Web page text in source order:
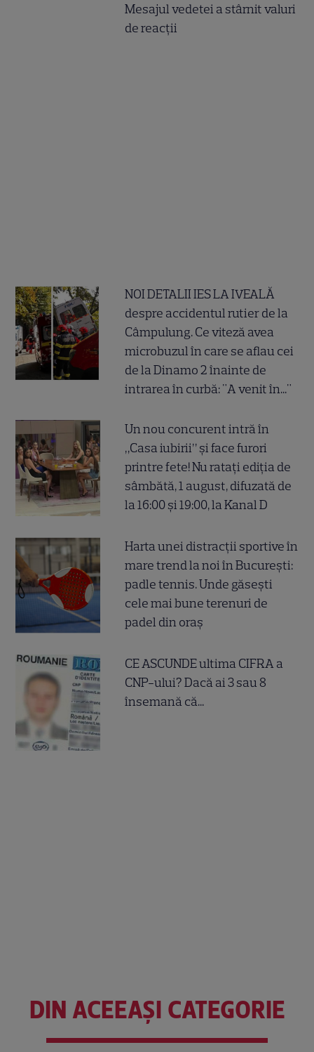
Mesajul vedetei a stârnit valuri
de reacții
NOI DETALII IES LA IVEALĂ
despre accidentul rutier de la
Câmpulung. Ce viteză avea
microbuzul în care se aflau cei
de la Dinamo 2 înainte de
intrarea în curbă: "A venit în..."
Un nou concurent intră în
„Casa iubirii” și face furori
printre fete! Nu ratați ediția de
sâmbătă, 1 august, difuzată de
la 16:00 și 19:00, la Kanal D
Harta unei distracții sportive în
mare trend la noi în București:
padle tennis. Unde găsești
cele mai bune terenuri de
padel din oraș
CE ASCUNDE ultima CIFRA a
CNP-ului? Dacă ai 3 sau 8
însemană că...
DIN ACEEAȘI CATEGORIE